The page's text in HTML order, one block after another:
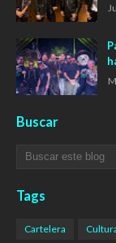
Buscar
Tags
Cartelera